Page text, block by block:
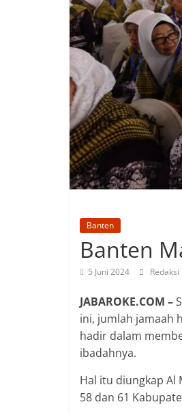
Banten
Banten
5 Juni 2024 Redaksi
JABAROKE.COM –
ini, jumlah jamaah
hadir dalam
ibadahnya.
Hal itu diungkap Al
58 dan 61